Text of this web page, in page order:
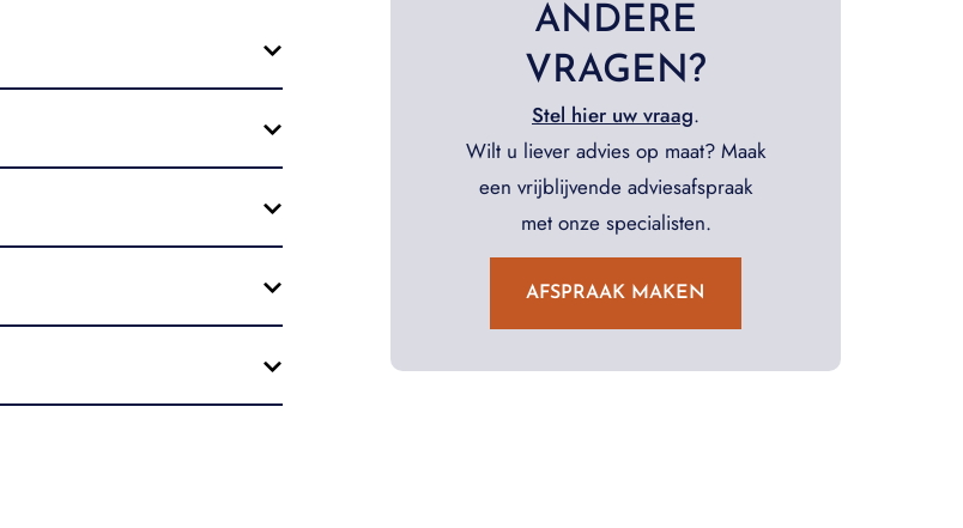
ANDERE
VRAGEN?
Stel hier uw vraag.
Wilt u liever advies op maat? Maak
een vrijblijvende adviesafspraak
met onze specialisten.
AFSPRAAK MAKEN